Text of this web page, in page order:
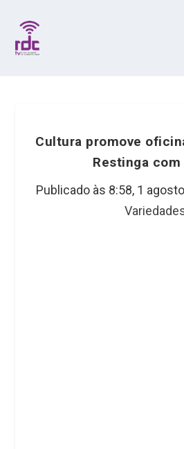
Cultura promove
Restinga com
Publicado às 8:58, 1